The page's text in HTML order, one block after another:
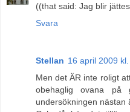
((that said: Jag blir
Svara
Stellan 16 april 2009
Men det ÄR inte roligt
obehaglig ovana på
undersökningen nästan